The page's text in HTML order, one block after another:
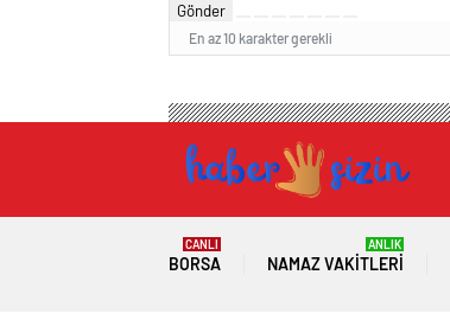
Gönder
En az 10 karakter gerekli
BORSA
CANLI
NAMAZ VAKITLERI
ANLIK